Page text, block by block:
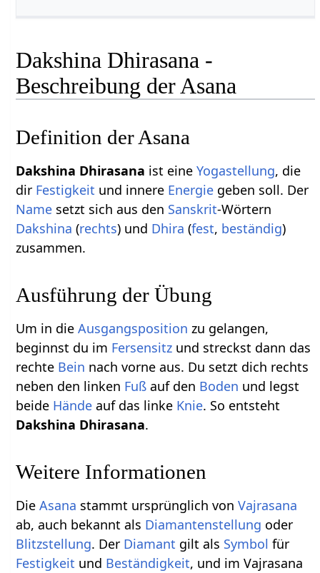
Dakshina Dhirasana -
Beschreibung der Asana
Definition der Asana
Dakshina Dhirasana ist eineYogastellung, die
dir Festigkeit und innere Energie geben soll. Der
Name setzt sich aus den Sanskrit-Wörtern
Dakshina (rechts) und Dhira (fest, beständig)
zusammen.
Ausführung der Übung
Um in dieAusgangsposition zu gelangen,
beginnst du im Fersensitz und streckst dann das
rechte Bein nach vorne aus. Du setzt dich rechts
neben den linken Fuß auf den Boden und legst
beide Hände auf das linke Knie. So entsteht
Dakshina Dhirasana.
Weitere Informationen
DieAsana stammt ursprünglich vonVajrasana
ab, auch bekannt als Diamantenstellung oder
Blitzstellung. Der Diamant gilt als Symbol für
Festigkeit und Beständigkeit, und im Vajrasana